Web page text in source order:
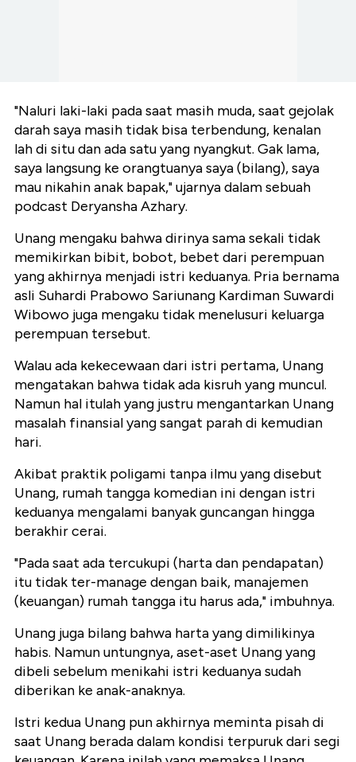
"Naluri laki-laki pada saat masih muda, saat gejolak
darah saya masih tidak bisa terbendung, kenalan
lah di situ dan ada satu yang nyangkut. Gak lama,
saya langsung ke orangtuanya saya (bilang), saya
mau nikahin anak bapak," ujarnya dalam sebuah
podcast Deryansha Azhary.
Unang mengaku bahwa dirinya sama sekali tidak
memikirkan bibit, bobot, bebet dari perempuan
yang akhirnya menjadi istri keduanya. Pria bernama
asli Suhardi Prabowo Sariunang Kardiman Suwardi
Wibowo juga mengaku tidak menelusuri keluarga
perempuan tersebut.
Walau ada kekecewaan dari istri pertama, Unang
mengatakan bahwa tidak ada kisruh yang muncul.
Namun hal itulah yang justru mengantarkan Unang
masalah finansial yang sangat parah di kemudian
hari.
Akibat praktik poligami tanpa ilmu yang disebut
Unang, rumah tangga komedian ini dengan istri
keduanya mengalami banyak guncangan hingga
berakhir cerai.
"Pada saat ada tercukupi (harta dan pendapatan)
itu tidak ter-manage dengan baik, manajemen
(keuangan) rumah tangga itu harus ada," imbuhnya.
Unang juga bilang bahwa harta yang dimilikinya
habis. Namun untungnya, aset-aset Unang yang
dibeli sebelum menikahi istri keduanya sudah
diberikan ke anak-anaknya.
Istri kedua Unang pun akhirnya meminta pisah di
saat Unang berada dalam kondisi terpuruk dari segi